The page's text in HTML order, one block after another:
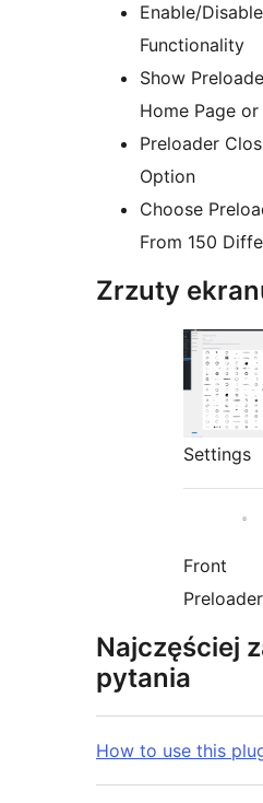
Enable/
Functionality
Show
Home Page
Preloader
Option
Choose
From 150
Zrzuty
Settings
Front
Preloader
Najczęściej
pytania
How to use this